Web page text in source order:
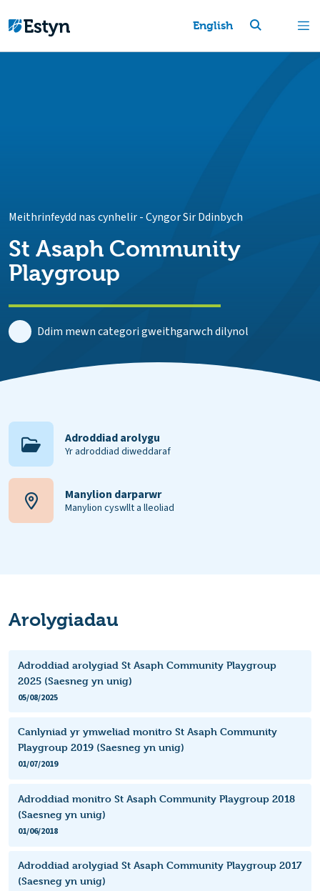
English
Meithrinfeydd nas cynhelir-Cyngor Sir Ddinbych
St Asaph Community
Playgroup
Ddim mewn categori gweithgarwch dilynol
Adroddiad arolygu
Yr adroddiad diweddaraf
Manylion darparwr
Manylion cyswllt a lleoliad
Arolygiadau
Adroddiad arolygiad St Asaph Community Playgroup
2025 (Saesneg yn unig)
05/08/2025
Canlyniad yr ymweliad monitro St Asaph Community
Playgroup 2019 (Saesneg yn unig)
01/07/2019
Adroddiad monitro St Asaph Community Playgroup 2018
(Saesneg yn unig)
01/06/2018
Adroddiad arolygiad St Asaph Community Playgroup 2017
(Saesneg yn unig)